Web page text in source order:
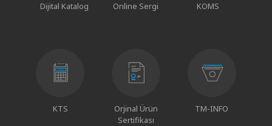
Dijital Katalog Online Sergi KOMS
KTS
Orjinal Ürün
Sertifikası
TM-INFO